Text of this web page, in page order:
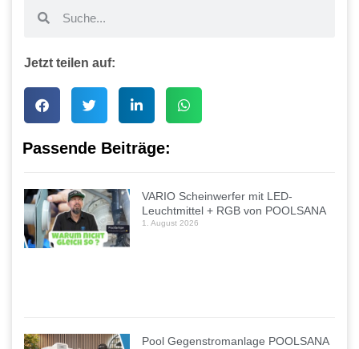
Jetzt teilen auf:
Passende Beiträge:
VARIO Scheinwerfer mit LED-
Leuchtmittel + RGB von POOLSANA
1. August 2026
Pool Gegenstromanlage POOLSANA